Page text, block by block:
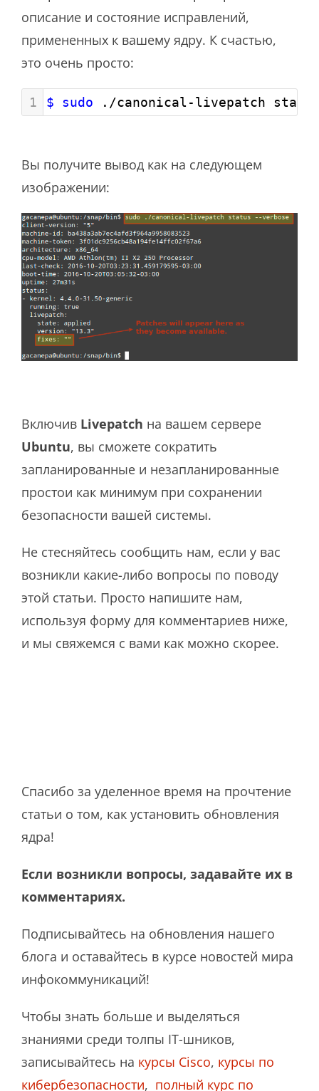
описание и состояние исправлений,
примененных к вашему ядру. К счастью,
это очень просто:
1 $ sudo ./canonical-livepatch
Вы получите вывод как на следующем
изображении:
Включив Livepatch на вашем сервере
Ubuntu, вы сможете сократить
запланированные и незапланированные
простои как минимум при сохранении
безопасности вашей системы.
Не стесняйтесь сообщить нам, если у вас
возникли какие-либо вопросы по поводу
этой статьи. Просто напишите нам,
используя форму для комментариев ниже,
и мы свяжемся с вами как можно скорее.
Спасибо за уделенное время на прочтение
статьи о том, как установить обновления
ядра!
Если возникли вопросы, задавайте их в
комментариях.
Подписывайтесь на обновления нашего
блога и оставайтесь в курсе новостей мира
инфокоммуникаций!
Чтобы знать больше и выделяться
знаниями среди толпы IT-шников,
записывайтесь на курсы Cisco, курсы по
кибербезопасности, полный курс по